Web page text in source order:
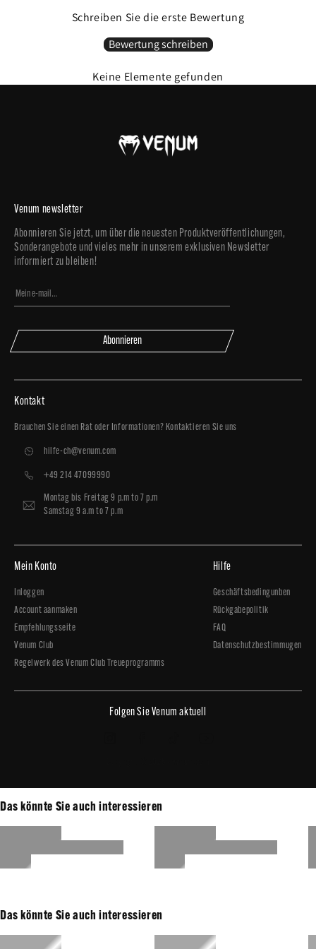
Schreiben Sie die erste Bewertung
Bewertung schreiben
Keine Elemente gefunden
Venum newsletter
Abonnieren Sie jetzt, um über die neuesten Produktveröffentlichungen,
Sonderangebote und vieles mehr in unserem exklusiven Newsletter
informiert zu bleiben!
Abonnieren
Kontakt
Brauchen Sie einen Rat oder Informationen? Kontaktieren Sie uns
hilfe-ch@venum.com
+49 214 47099990
Montag bis Freitag 9 p.m to 7 p.m
Samstag 9 a.m to 7 p.m
Mein Konto
Inloggen
Account aanmaken
Empfehlungsseite
Venum Club
Regelwerk des Venum Club Treueprogramms
Hilfe
Geschäftsbedingunben
Rückgabepolitik
FAQ
Datenschutzbestimmugen
Folgen Sie Venum aktuell
Das könnte Sie auch interessieren
Das könnte Sie auch interessieren